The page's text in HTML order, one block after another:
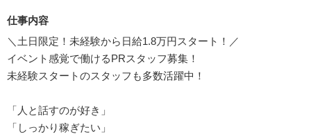
仕事内容
＼土日限定！未経験から日給1.8万円スタート！／
イベント感覚で働けるPRスタッフ募集！
未経験スタートのスタッフも多数活躍中！
「人と話すのが好き」
「しっかり稼ぎたい」